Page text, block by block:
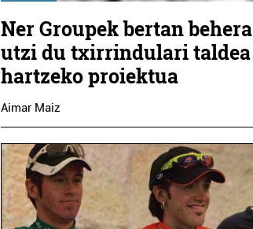
Ner Groupek bertan behera
utzi du txirrindulari taldea
hartzeko proiektua
Aimar Maiz